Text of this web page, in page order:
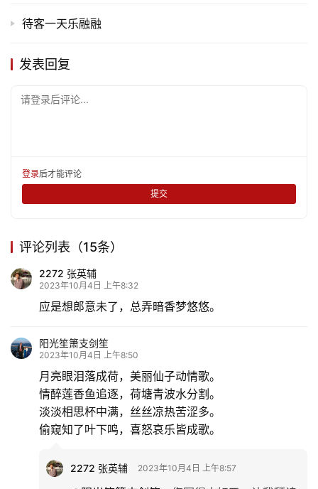
首
生
活
情
育
登录
待客一天乐融融
发表回复
请登录后评论...
登录后才能评论
提交
评论列表（15条）
2272 张英辅
2023年10月4日 上午8:32
应是想郎意未了，总弄暗香梦悠悠。
阳光笙箫支剑笙
2023年10月4日 上午8:50
月亮眼泪落成荷，美丽仙子动情歌。
情醉莲香鱼追逐，荷塘青波水分割。
淡淡相思杯中满，丝丝凉热苦涩多。
偷窥知了叶下鸣，喜怒哀乐皆成歌。
2272 张英辅 2023年10月4日 上午8:57